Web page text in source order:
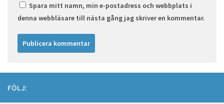
Spara mitt namn, min e-postadress och webbplats i
denna webbläsare till nästa gång jag skriver en kommentar.
FÖLJ: